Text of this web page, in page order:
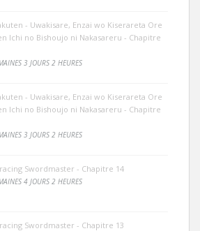
- Uwakisare, Enzai wo Kiserareta Ore
Ichi no Bishoujo ni Nakasareru - Chapitre
3 JOURS 2 HEURES
- Uwakisare, Enzai wo Kiserareta Ore
Ichi no Bishoujo ni Nakasareru - Chapitre
3 JOURS 2 HEURES
Swordmaster - Chapitre 14
4 JOURS 2 HEURES
Swordmaster - Chapitre 13